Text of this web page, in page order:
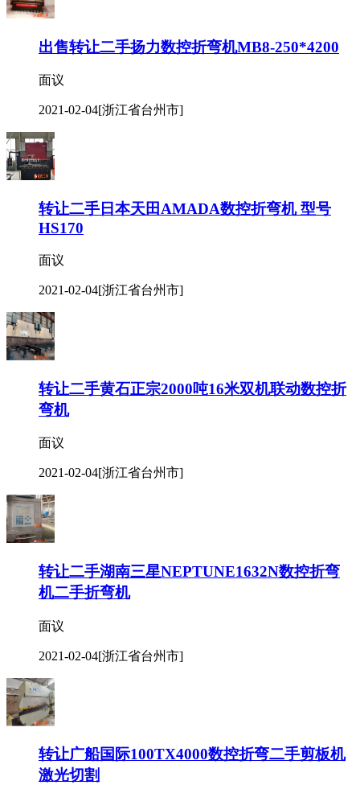
出售转让二手扬力数控折弯机MB8-250*4200
面议
2021-02-04[浙江省台州市]
转让二手日本天田AMADA数控折弯机 型号
HS170
面议
2021-02-04[浙江省台州市]
转让二手黄石正宗2000吨16米双机联动数控折
弯机
面议
2021-02-04[浙江省台州市]
转让二手湖南三星NEPTUNE1632N数控折弯
机二手折弯机
面议
2021-02-04[浙江省台州市]
转让广船国际100TX4000数控折弯二手剪板机
激光切割